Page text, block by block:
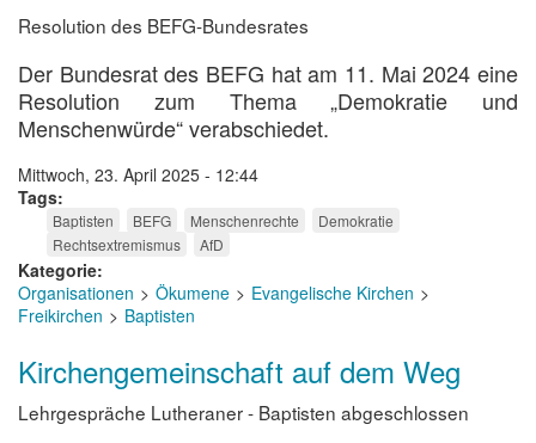
Resolution des BEFG-Bundesrates
Der Bundesrat des BEFG hat am 11. Mai 2024 eine
Resolution zum Thema „Demokratie und
Menschenwürde“ verabschiedet.
Mittwoch, 23. April 2025 - 12:44
Tags
Baptisten BEFG Menschenrechte
Demokratie
Rechtsextremismus
AfD
Kategorie
Organisationen
Ökumene
Evangelische Kirchen
Freikirchen
Baptisten
Kirchengemeinschaft auf dem Weg
Lehrgespräche Lutheraner - Baptisten abgeschlossen